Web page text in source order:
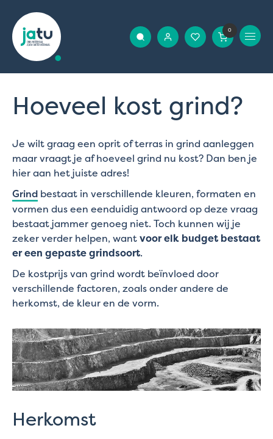
0
Hoeveel kost grind?
Je wilt graag een oprit of terras in grind aanleggen
maar vraagt je af hoeveel grind nu kost? Dan ben je
hier aan het juiste adres!
Grind bestaat in verschillende kleuren, formaten en
vormen dus een eenduidig antwoord op deze vraag
bestaat jammer genoeg niet. Toch kunnen wij je
zeker verder helpen, wantvoor elk budget bestaat
er een gepaste grindsoort.
De kostprijs van grind wordt beïnvloed door
verschillende factoren, zoals onder andere de
herkomst, de kleur en de vorm.
Herkomst